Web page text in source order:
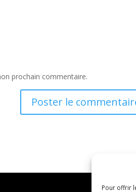
Pour offrir
prochain commentaire.